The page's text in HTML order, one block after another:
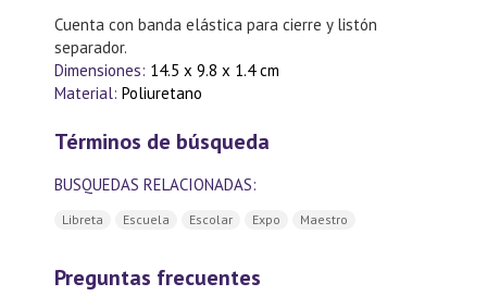
Cuenta con banda elástica para cierre y listón
separador.
Dimensiones: 14.5 x 9.8 x 1.4 cm
Material: Poliuretano
Términos de búsqueda
BUSQUEDAS RELACIONADAS:
Libreta Escuela Escolar Expo Maestro
Preguntas frecuentes